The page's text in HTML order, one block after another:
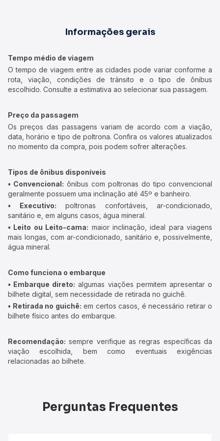
Informações gerais
Tempo médio de viagem
O tempo de viagem entre as cidades pode variar conforme a
rota, viação, condições de trânsito e o tipo de ônibus
escolhido. Consulte a estimativa ao selecionar sua passagem.
Preço da passagem
Os preços das passagens variam de acordo com a viação,
data, horário e tipo de poltrona. Confira os valores atualizados
no momento da compra, pois podem sofrer alterações.
Tipos de ônibus disponíveis
• Convencional: ônibus com poltronas do tipo convencional
geralmente possuem uma inclinação até 45º e banheiro.
• Executivo: poltronas confortáveis, ar-condicionado,
sanitário e, em alguns casos, água mineral.
• Leito ou Leito-cama: maior inclinação, ideal para viagens
mais longas, com ar-condicionado, sanitário e, possivelmente,
água mineral.
Como funciona o embarque
• Embarque direto: algumas viações permitem apresentar o
bilhete digital, sem necessidade de retirada no guichê.
• Retirada no guichê: em certos casos, é necessário retirar o
bilhete físico antes do embarque.
Recomendação: sempre verifique as regras específicas da
viação escolhida, bem como eventuais exigências
relacionadas ao bilhete.
Perguntas Frequentes